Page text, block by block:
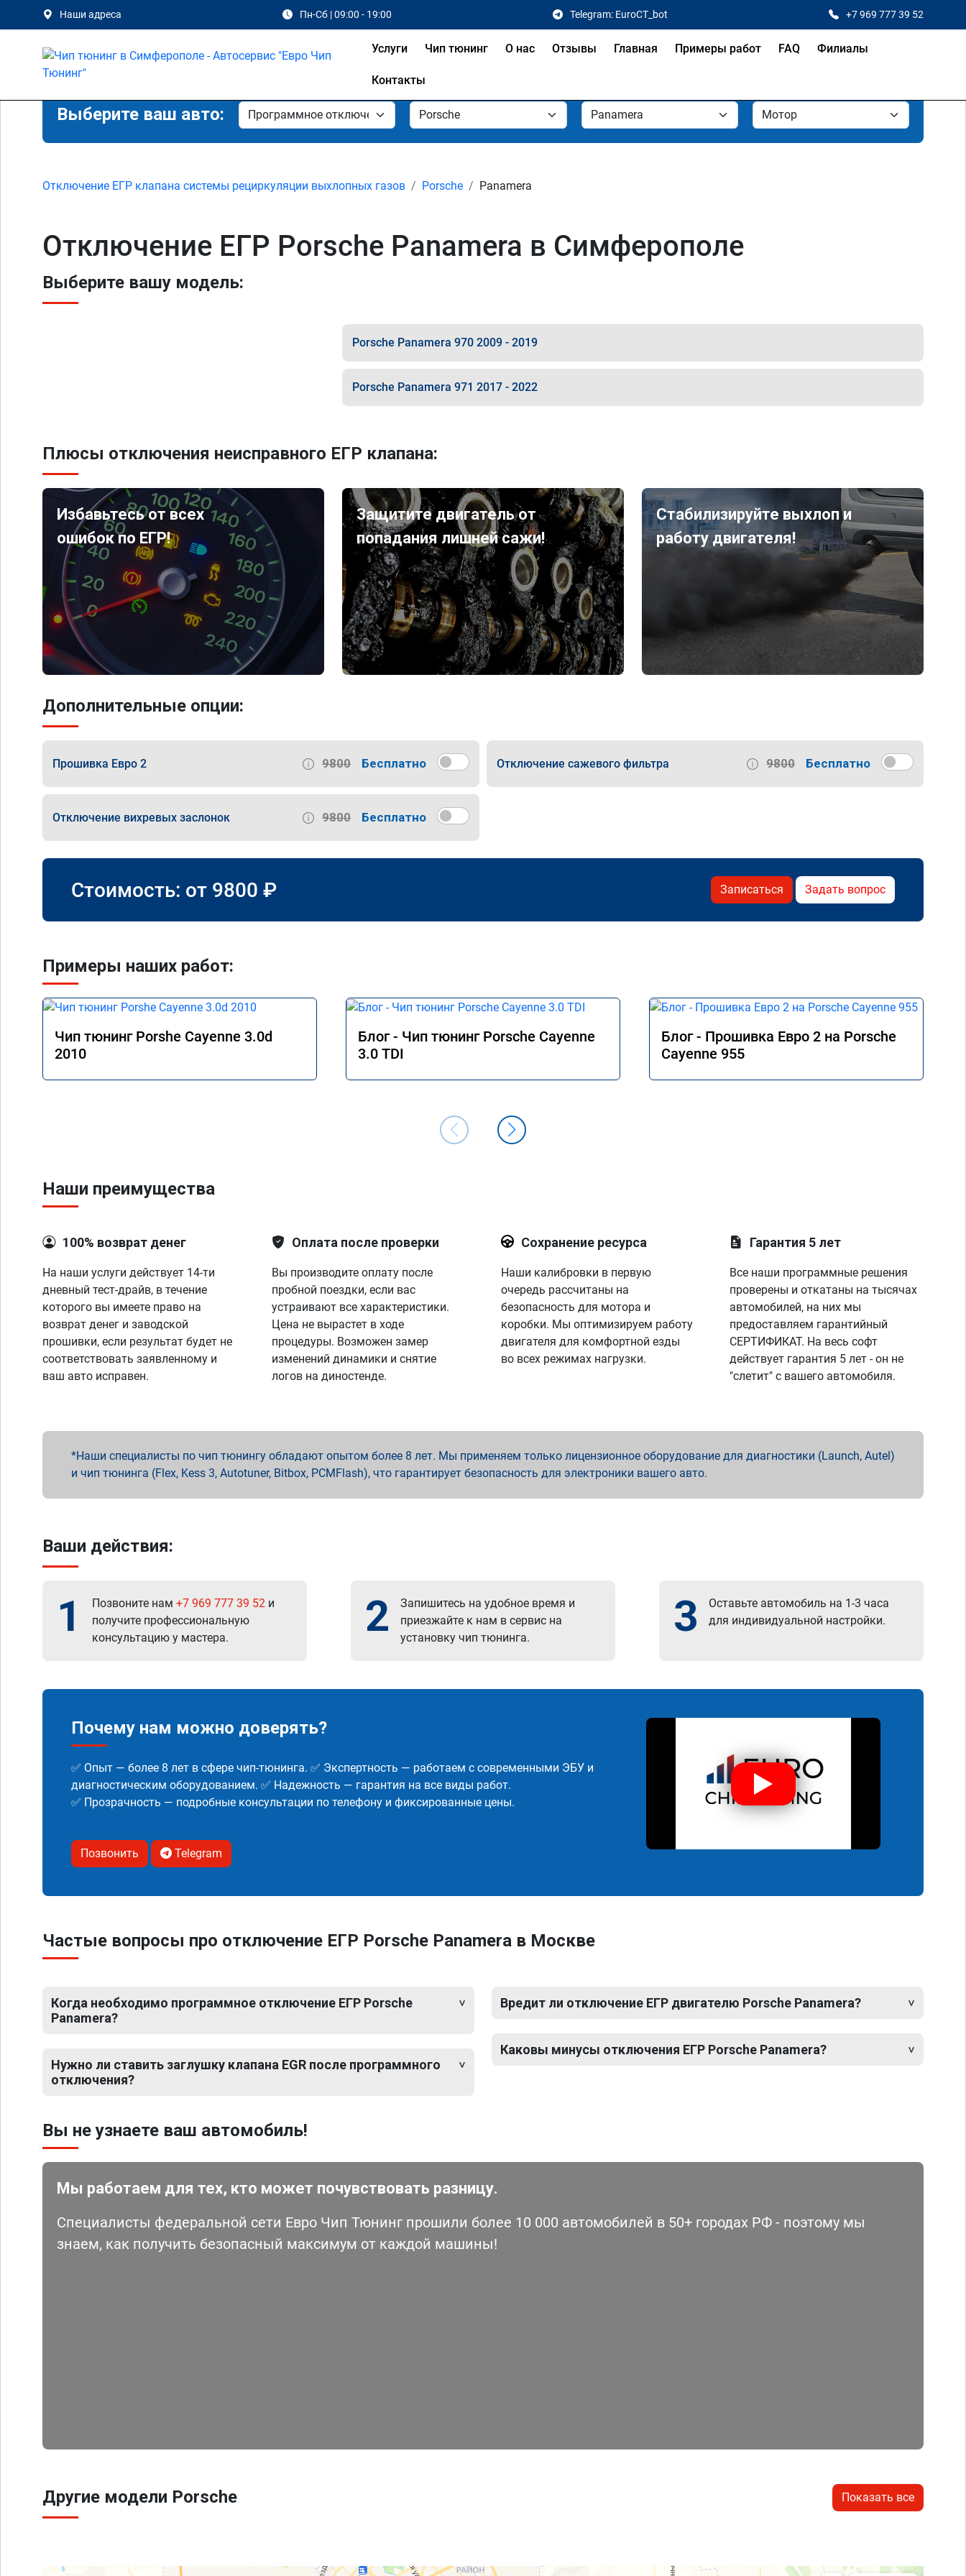
Наши адреса Пн-Сб | 09:00 - 19:00 Telegram: EuroCT_bot +7 969 777 39 52
Услуги Чип тюнинг О нас Отзывы Главная Примеры работ FAQ Филиалы
Контакты
Выберите ваш авто:
Отключение ЕГР клапана системы рециркуляции выхлопных газов Porsche Panamera
Отключение ЕГР Porsche Panamera в Симферополе
Выберите вашу модель:
Porsche Panamera 970 2009 - 2019
Porsche Panamera 971 2017 - 2022
Плюсы отключения неисправного ЕГР клапана:
Избавьтесь от всех
ошибок по ЕГР!
Защитите двигатель от
попадания лишней сажи!
Стабилизируйте выхлоп и
работу двигателя!
Дополнительные опции:
Прошивка Евро 2 9800 Бесплатно Отключение сажевого фильтра 9800 Бесплатно
Отключение вихревых заслонок 9800 Бесплатно
Стоимость: от 9800 ₽ Записаться Задать вопрос
Примеры наших работ:
Чип тюнинг Porshe Cayenne 3.0d
2010
Блог - Чип тюнинг Porsche Cayenne
3.0 TDI
Блог - Прошивка Евро 2 на Porsche
Cayenne 955
Наши преимущества
100% возврат денег
На наши услуги действует 14-ти
дневный тест-драйв, в течение
которого вы имеете право на
возврат денег и заводской
прошивки, если результат будет не
соответствовать заявленному и
ваш авто исправен.
Оплата после проверки
Вы производите оплату после
пробной поездки, если вас
устраивают все характеристики.
Цена не вырастет в ходе
процедуры. Возможен замер
изменений динамики и снятие
логов на диностенде.
Сохранение ресурса
Наши калибровки в первую
очередь рассчитаны на
безопасность для мотора и
коробки. Мы оптимизируем работу
двигателя для комфортной езды
во всех режимах нагрузки.
Гарантия 5 лет
Все наши программные решения
проверены и откатаны на тысячах
автомобилей, на них мы
предоставляем гарантийный
СЕРТИФИКАТ. На весь софт
действует гарантия 5 лет - он не
"слетит" с вашего автомобиля.
Наши специалисты по чип тюнингу обладают опытом более 8 лет. Мы применяем только лицензионное оборудование для диагностики (Launch, Autel)
и чип тюнинга (Flex, Kess 3, Autotuner, Bitbox, PCMFlash), что гарантирует безопасность для электроники вашего авто.
Ваши действия:
1 Позвоните нам +7 969 777 39 52 и
получите профессиональную
консультацию у мастера.
2
Запишитесь на удобное время и
приезжайте к нам в сервис на
установку чип тюнинга.
3
Оставьте автомобиль на 1-3 часа
для индивидуальной настройки.
Почему нам можно доверять?
✅ Опыт — более 8 лет в сфере чип-тюнинга. ✅ Экспертность — работаем с современными ЭБУ и
диагностическим оборудованием. ✅ Надежность — гарантия на все виды работ.
✅ Прозрачность — подробные консультации по телефону и фиксированные цены.
Позвонить Telegram
Частые вопросы про отключение ЕГР Porsche Panamera в Москве
Когда необходимо программное отключение ЕГР Porsche
Panamera?
Нужно ли ставить заглушку клапана EGR после программного
отключения?
Вредит ли отключение ЕГР двигателю Porsche Panamera?
Каковы минусы отключения ЕГР Porsche Panamera?
Вы не узнаете ваш автомобиль!
Мы работаем для тех, кто может почувствовать разницу.
Специалисты федеральной сети Евро Чип Тюнинг прошили более 10 000 автомобилей в 50+ городах РФ - поэтому мы
знаем, как получить безопасный максимум от каждой машины!
Другие модели Porsche Показать все